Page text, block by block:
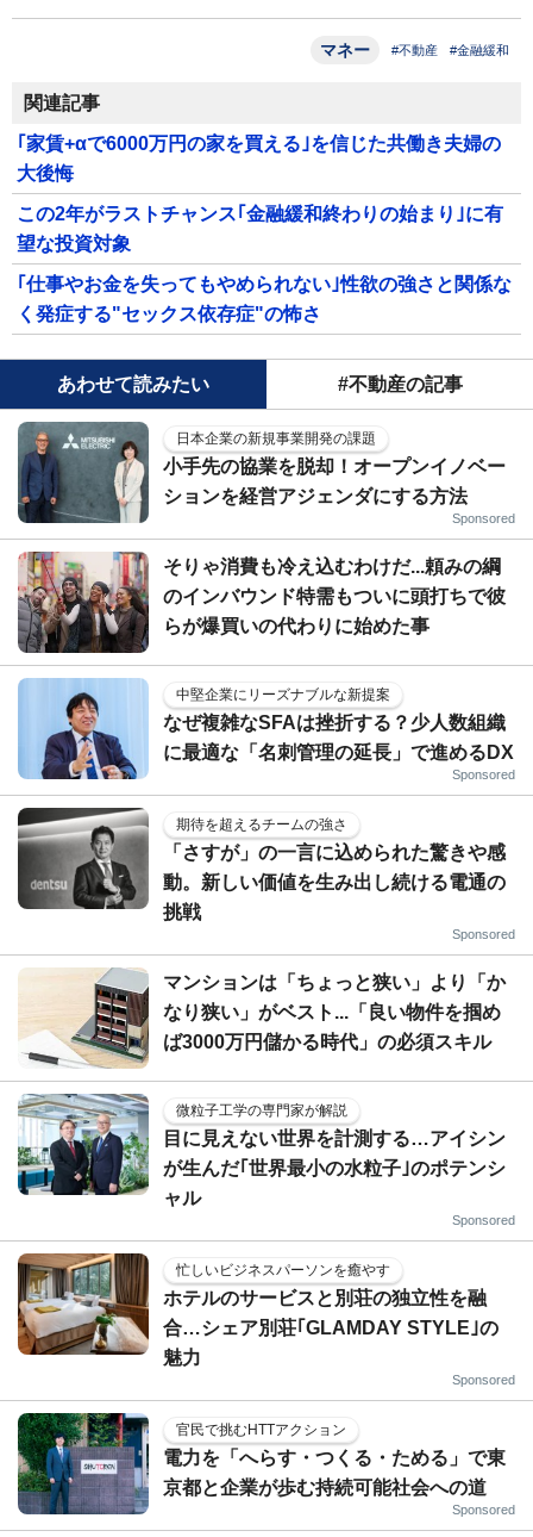
マネー #不動産 #金融緩和
関連記事
｢家賃+αで6000万円の家を買える｣を信じた共働き夫婦の
大後悔
この2年がラストチャンス｢金融緩和終わりの始まり｣に有
望な投資対象
｢仕事やお金を失ってもやめられない｣性欲の強さと関係な
く発症する"セックス依存症"の怖さ
あわせて読みたい #不動産の記事
日本企業の新規事業開発の課題
小手先の協業を脱却！オープンイノベー
ションを経営アジェンダにする方法
Sponsored
そりゃ消費も冷え込むわけだ...頼みの綱
のインバウンド特需もついに頭打ちで彼
らが爆買いの代わりに始めた事
中堅企業にリーズナブルな新提案
なぜ複雑なSFAは挫折する？少人数組織
に最適な「名刺管理の延長」で進めるDX
Sponsored
期待を超えるチームの強さ
「さすが」の一言に込められた驚きや感
動。新しい価値を生み出し続ける電通の
挑戦
Sponsored
マンションは「ちょっと狭い」より「か
なり狭い」がベスト...「良い物件を掴め
ば3000万円儲かる時代」の必須スキル
微粒子工学の専門家が解説
目に見えない世界を計測する…アイシン
が生んだ｢世界最小の水粒子｣のポテンシ
ャル
Sponsored
忙しいビジネスパーソンを癒やす
ホテルのサービスと別荘の独立性を融
合…シェア別荘｢GLAMDAY STYLE｣の
魅力
Sponsored
官民で挑むHTTアクション
電力を「へらす・つくる・ためる」で東
京都と企業が歩む持続可能社会への道
Sponsored